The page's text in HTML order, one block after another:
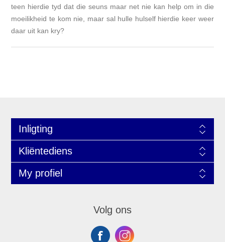
teen hierdie tyd dat die seuns maar net nie kan help om in die
moeilikheid te kom nie, maar sal hulle hulself hierdie keer weer
daar uit kan kry?
Inligting
Kliëntediens
My profiel
Volg ons